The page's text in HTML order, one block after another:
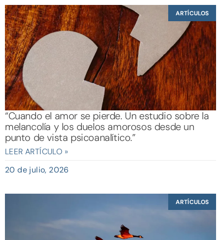
ARTÍCULOS
“Cuando el amor se pierde. Un estudio sobre la
melancolía y los duelos amorosos desde un
punto de vista psicoanalítico.”
LEER ARTÍCULO »
20 de julio, 2026
ARTÍCULOS